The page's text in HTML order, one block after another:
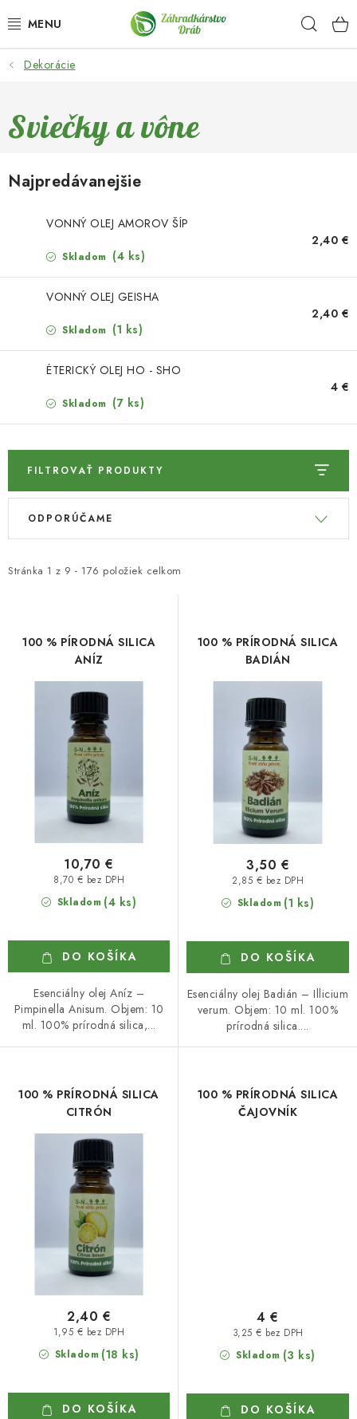
na
OKRASNÉ DREVINY
DROBNÉ OVOCIE
OVOCNÉ STROMY
KVETY A BYLINKY
SADIVÁ
CHÉMIA
PRIESADY ZELENINY
Kontakty
Obchodné podmienky
Podmienky ochrany osobných údajov
Dekorácie
Sviečky a vône
Najpredávanejšie
VONNÝ OLEJ AMOROV ŠÍP
Skladom (4 ks)
2,40 €
VONNÝ OLEJ GEISHA
Skladom (1 ks)
2,40 €
ÉTERICKÝ OLEJ HO - SHO
Skladom (7 ks)
4 €
FILTROVAŤ PRODUKTY
V
i
Stránka 1 z 9 - 176 položiek celkom
R
e
ODPORÚČAME
100 % PÍRODNÁ SILICA
ANÍZ
Skladom (4 ks)
8,70 € bez DPH
10,70 €
DO KOŠÍKA
Esenciálny olej Aníz –
Pimpinella Anisum. Objem: 10
ml. 100% prírodná silica,...
100 % PRÍRODNÁ SILICA
BADIÁN
Skladom (1 ks)
2,85 € bez DPH
3,50 €
DO KOŠÍKA
Esenciálny olej Badián – Illicium
verum. Objem: 10 ml. 100%
prírodná silica....
100 % PRÍRODNÁ SILICA
CITRÓN
Skladom (18 ks)
1,95 € bez DPH
2,40 €
DO KOŠÍKA
100 % PRÍRODNÁ SILICA
ČAJOVNÍK
Skladom (3 ks)
3,25 € bez DPH
4 €
DO KOŠÍKA